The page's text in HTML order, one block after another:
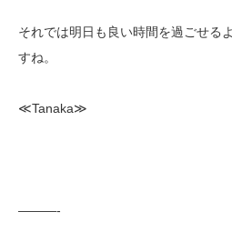
それでは明日も良い時間を過ごせる
すね。
≪Tanaka≫
———-